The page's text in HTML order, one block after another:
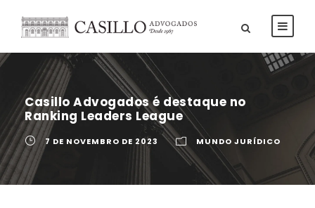
Casillo Advogados é destaque no
Ranking Leaders League
7 DE NOVEMBRO DE 2023 MUNDO JURÍDICO